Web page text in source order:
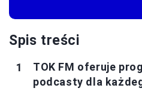
Spis treści
TOK FM oferuje
podcasty dla